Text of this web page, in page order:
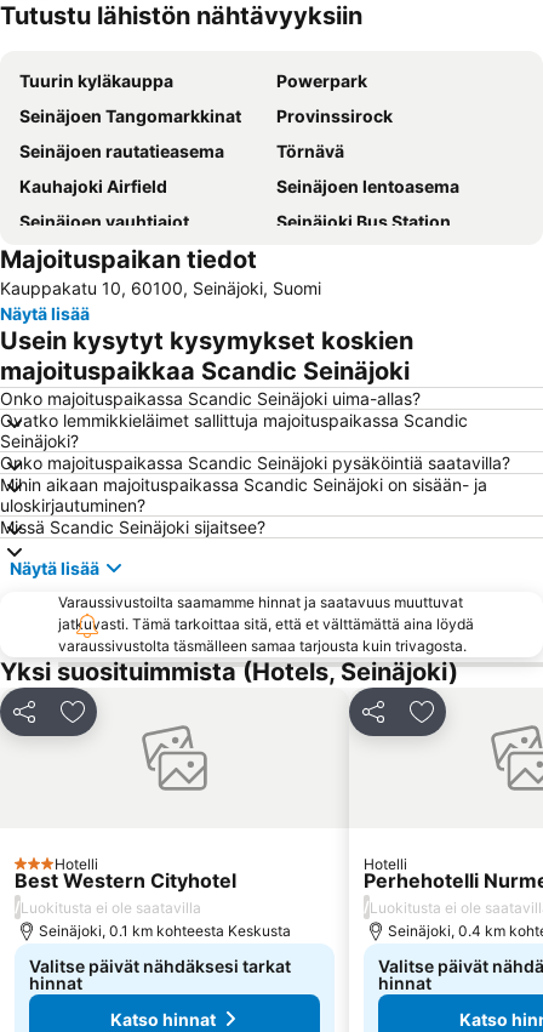
Tutustu lähistön nähtävyyksiin
Tuurin kyläkauppa
Powerpark
Seinäjoen Tangomarkkinat
Provinssirock
Seinäjoen rautatieasema
Törnävä
Kauhajoki Airfield
Seinäjoen lentoasema
Seinäjoen vauhtiajot
Seinäjoki Bus Station
Majoituspaikan tiedot
Kauppakatu 10, 60100, Seinäjoki, Suomi
Näytä lisää
Usein kysytyt kysymykset koskien
majoituspaikkaa Scandic Seinäjoki
Onko majoituspaikassa Scandic Seinäjoki uima-allas?
Ovatko lemmikkieläimet sallittuja majoituspaikassa Scandic
Seinäjoki?
Onko majoituspaikassa Scandic Seinäjoki pysäköintiä saatavilla?
Mihin aikaan majoituspaikassa Scandic Seinäjoki on sisään- ja
uloskirjautuminen?
Missä Scandic Seinäjoki sijaitsee?
Näytä lisää
Varaussivustoilta saamamme hinnat ja saatavuus muuttuvat
jatkuvasti. Tämä tarkoittaa sitä, että et välttämättä aina löydä
varaussivustolta täsmälleen samaa tarjousta kuin trivagosta.
Yksi suosituimmista (Hotels, Seinäjoki)
Jaa Lisää suosikkeihin
3 Tähtiluokitus
Hotelli
Best Western Cityhotel
/Luokitusta ei ole saatavilla
Seinäjoki, 0.1 km kohteesta Keskusta
Valitse päivät nähdäksesi tarkat
hinnat
Katso hinnat
Jaa Lisää
Hotelli
Perhehotelli
/Luokitusta ei ole
Seinäjoki, 0.4 km
Valitse päivät
hinnat
Katso